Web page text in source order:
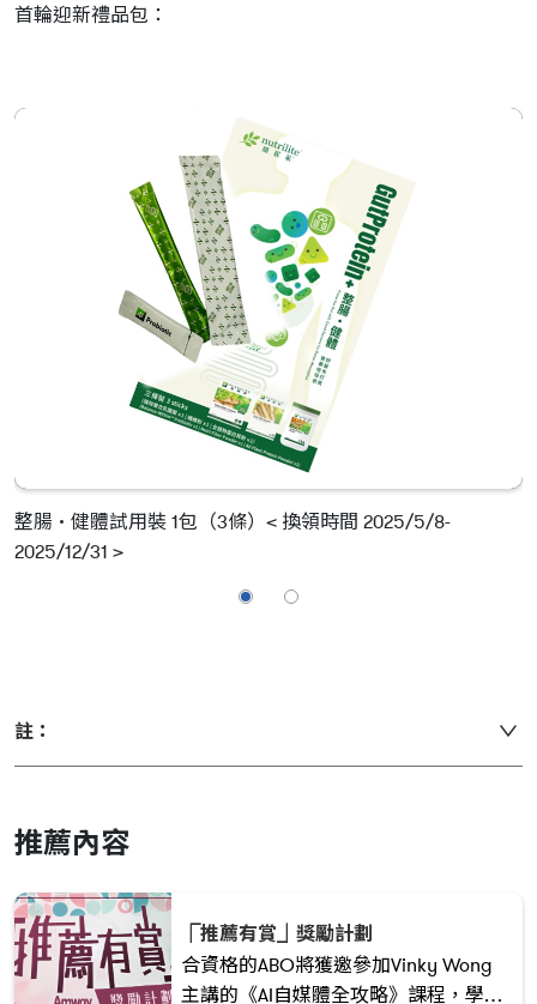
首輪迎新禮品包：
整腸·健體試用裝 1包（3條）< 換領時間 2025/5/8-
2025/12/31 >
註：
推薦內容
⎾推薦有賞⏌獎勵計劃
合資格的ABO將獲邀參加Vinky Wong
主講的《AI自媒體全攻略》課程，學懂